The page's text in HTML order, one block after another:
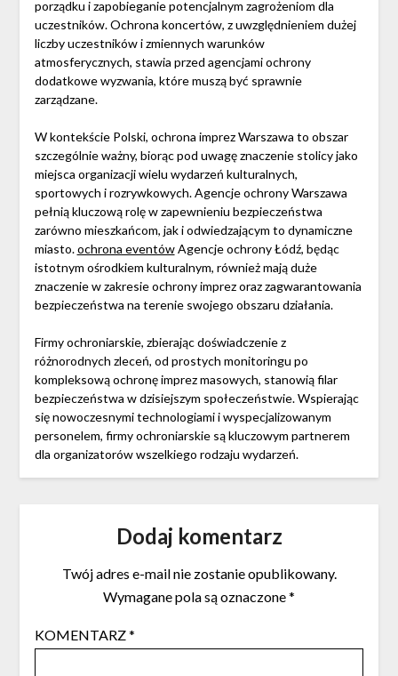
porządku i zapobieganie potencjalnym zagrożeniom dla
uczestników. Ochrona koncertów, z uwzględnieniem dużej
liczby uczestników i zmiennych warunków
atmosferycznych, stawia przed agencjami ochrony
dodatkowe wyzwania, które muszą być sprawnie
zarządzane.
W kontekście Polski, ochrona imprez Warszawa to obszar
szczególnie ważny, biorąc pod uwagę znaczenie stolicy jako
miejsca organizacji wielu wydarzeń kulturalnych,
sportowych i rozrywkowych. Agencje ochrony Warszawa
pełnią kluczową rolę w zapewnieniu bezpieczeństwa
zarówno mieszkańcom, jak i odwiedzającym to dynamiczne
miasto.ochrona eventówAgencje ochrony Łódź, będąc
istotnym ośrodkiem kulturalnym, również mają duże
znaczenie w zakresie ochrony imprez oraz zagwarantowania
bezpieczeństwa na terenie swojego obszaru działania.
Firmy ochroniarskie, zbierając doświadczenie z
różnorodnych zleceń, od prostych monitoringu po
kompleksową ochronę imprez masowych, stanowią filar
bezpieczeństwa w dzisiejszym społeczeństwie. Wspierając
się nowoczesnymi technologiami i wyspecjalizowanym
personelem, firmy ochroniarskie są kluczowym partnerem
dla organizatorów wszelkiego rodzaju wydarzeń.
Dodaj komentarz
Twój adres e-mail nie zostanie opublikowany.
Wymagane pola są oznaczone*
KOMENTARZ*